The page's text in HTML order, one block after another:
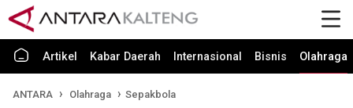
Artikel Kabar Daerah Internasional Bisnis Olahraga
ANTARA Olahraga Sepakbola